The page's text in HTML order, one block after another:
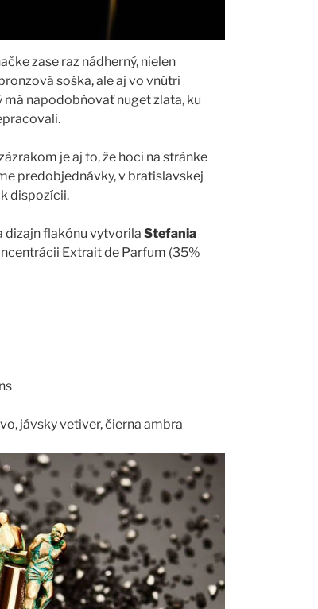
zase raz nádherný, nielen
soška, ale aj vo vnútri
napodobňovať nuget zlata, ku
je aj to, že hoci na stránke
predobjednávky, v bratislavskej
k dispozícii.
dizajn flakónu vytvorila Stefania
Extrait de Parfum (35%
jávsky vetiver, čierna ambra